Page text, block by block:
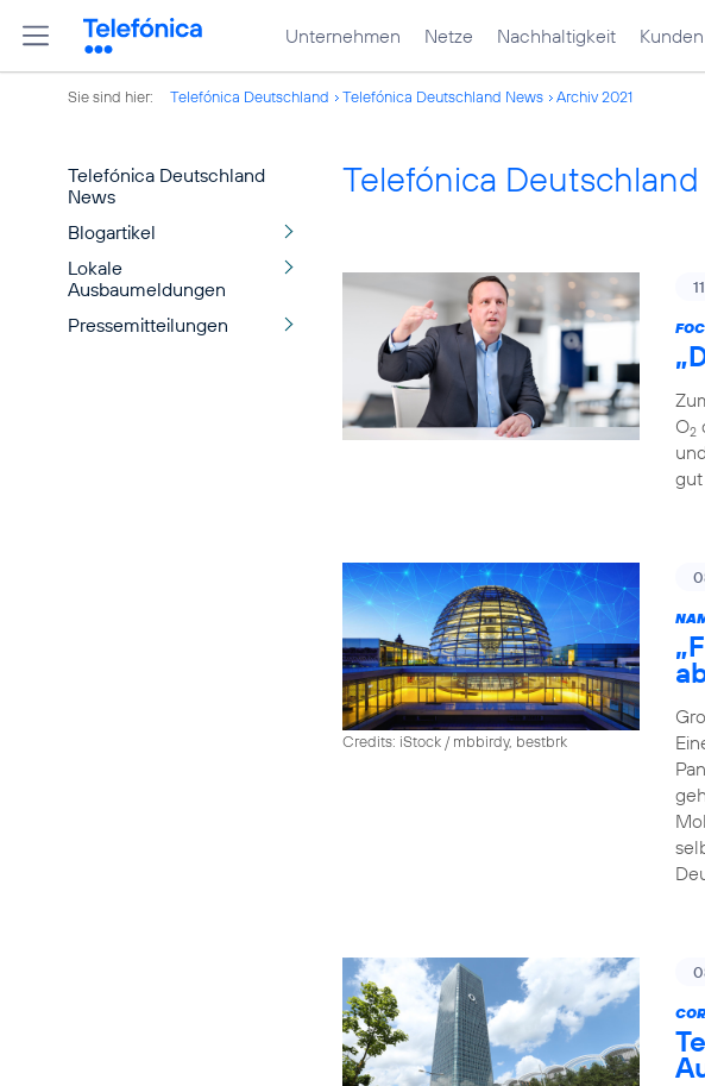
Unternehmen Netze Nachhaltigkeit Kunden
Sie sind hier: Telefónica Deutschland Telefónica Deutschland News Archiv 2021
Telefónica Deutschland
News
Blogartikel
Lokale
Ausbaumeldungen
Pressemitteilungen
Telefónica
O2
Credits: iStock / mbbirdy, bestbrk